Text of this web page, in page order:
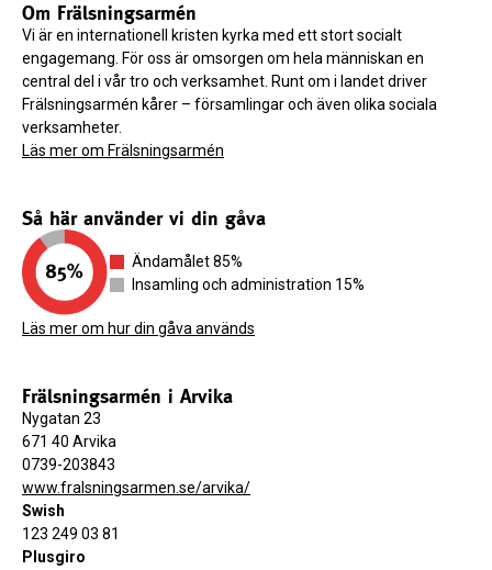
Om Frälsningsarmén
Vi är en internationell kristen kyrka med ett stort socialt
engagemang. För oss är omsorgen om hela människan en
central del i vår tro och verksamhet. Runt om i landet driver
Frälsningsarmén kårer – församlingar och även olika sociala
verksamheter.
Läs mer om Frälsningsarmén
Så här använder vi din gåva
Ändamålet 85%
Insamling och administration 15%
Läs mer om hur din gåva används
Frälsningsarmén i Arvika
Nygatan 23
671 40 Arvika
0739-203843
www.fralsningsarmen.se/arvika/
Swish
123 249 03 81
Plusgiro